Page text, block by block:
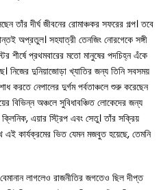
তাঁর দীর্ঘ জীবনের রোমাঞ্চকর সফরের গল্প। তবে
অপ্রতুল। সহযাত্রী তেনজিং নোরগেকে সঙ্গী
শীর্ষে প্রথমবারের মতো মানুষের পদচিহ্ন এঁকে
নিজের দুনিয়াজোড়া খ্যাতির জন্য তিনি সবসময়
করতে নেপালের দুর্গম পর্বতাঞ্চলে শুরু করেছেন
বিভিন্ন অঞ্চলে সুবিধাবঞ্চিত লোকেদের জন্য
এয়ার স্ট্রিপ এবং সেতু। তাঁর সক্রিয়
কার্যক্রমের ভিত যেমন মজবুত হয়েছে, তেমনি
লাগলেও রাজনীতির জগতেও ছিল দীপ্ত